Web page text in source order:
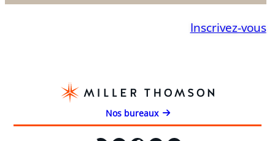
Inscrivez-vous
Nos bureaux